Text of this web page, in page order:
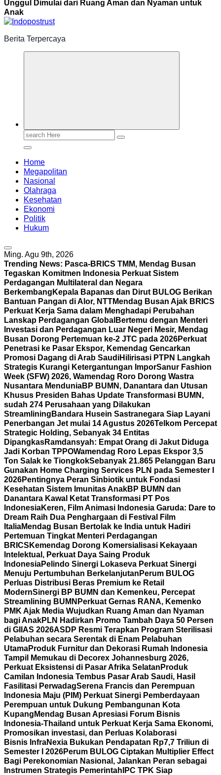
Unggul Dimulai dari Ruang Aman dan Nyaman untuk
Anak
Berita Terpercaya
Search
Home
Megapolitan
Nasional
Olahraga
Kesehatan
Ekonomi
Politik
Hukum
Ming. Agu 9th, 2026
Trending News: Pasca-BRICS TMM, Mendag Busan
Tegaskan Komitmen Indonesia Perkuat Sistem
Perdagangan Multilateral dan Negara
Berkembang Kepala Bapanas dan Dirut BULOG Berikan
Bantuan Pangan di Alor, NTTMendag Busan Ajak BRICS
Perkuat Kerja Sama dalam Menghadapi Perubahan
Lanskap Perdagangan Global Bertemu dengan Menteri
Investasi dan Perdagangan Luar Negeri Mesir, Mendag
Busan Dorong Pertemuan ke-2 JTC pada 2026Perkuat
Penetrasi ke Pasar Ekspor, Kemendag Gencarkan
Promosi Dagang di Arab SaudiHilirisasi PTPN Langkah
Strategis Kurangi Ketergantungan ImporSanur Fashion
Week (SFW) 2026, Wamendag Roro Dorong Wastra
Nusantara MenduniaBP BUMN, Danantara dan Utusan
Khusus Presiden Bahas Update Transformasi BUMN,
sudah 274 Perusahaan yang Dilakukan
Streamlining Bandara Husein Sastranegara Siap Layani
Penerbangan Jet mulai 14 Agustus 2026Telkom Percepat
Strategic Holding, Sebanyak 34 Entitas
DipangkasRamdansyah: Empat Orang di Jakut Diduga
Jadi Korban TPPOWamendag Roro Lepas Ekspor 3,5
Ton Salak ke TiongkokSebanyak 21.865 Pelanggan Baru
Gunakan Home Charging Services PLN pada Semester I
2026Pentingnya Peran Sinbiotik untuk Fondasi
Kesehatan Sistem Imunitas AnakBP BUMN dan
Danantara Kawal Ketat Transformasi PT Pos
IndonesiaKeren, Film Animasi Indonesia Garuda: Dare to
Dream Raih Dua Penghargaan di Festival Film
ItaliaMendag Busan Bertolak ke India untuk Hadiri
Pertemuan Tingkat Menteri Perdagangan
BRICS Kemendag Dorong Komersialisasi Kekayaan
Intelektual, Perkuat Daya Saing Produk
IndonesiaPelindo Sinergi Lokaseva Perkuat Sinergi
Menuju Pertumbuhan Berkelanjutan Perum BULOG
Perluas Distribusi Beras Premium ke Retail
ModernSinergi BP BUMN dan Kemenkeu, Percepat
Streamlining BUMN Perkuat Gernas RANA, Kemenko
PMK Ajak Media Wujudkan Ruang Aman dan Nyaman
bagi AnakPLN Hadirkan Promo Tambah Daya 50 Persen
di GIIAS 2026ASDP Resmi Terapkan Program Sterilisasi
Pelabuhan secara Serentak di Enam Pelabuhan
UtamaProduk Furnitur dan Dekorasi Rumah Indonesia
Tampil Memukau di Decorex Johannesburg 2026,
Perkuat Eksistensi di Pasar Afrika Selatan Produk
Camilan Indonesia Tembus Pasar Arab Saudi, Hasil
Fasilitasi PerwadagSerena Francis dan Perempuan
Indonesia Maju (PIM) Perkuat Sinergi Pemberdayaan
Perempuan untuk Dukung Pembangunan Kota
Kupang Mendag Busan Apresiasi Forum Bisnis
Indonesia-Thailand untuk Perkuat Kerja Sama Ekonomi,
Promosikan investasi, dan Perluas Kolaborasi
Bisnis InfraNexia Bukukan Pendapatan Rp7,7 Triliun di
Semester I 2026Perum BULOG Ciptakan Multiplier Effect
Bagi Perekonomian Nasional, Jalankan Peran sebagai
Instrumen Strategis Pemerintah IPC TPK Siap